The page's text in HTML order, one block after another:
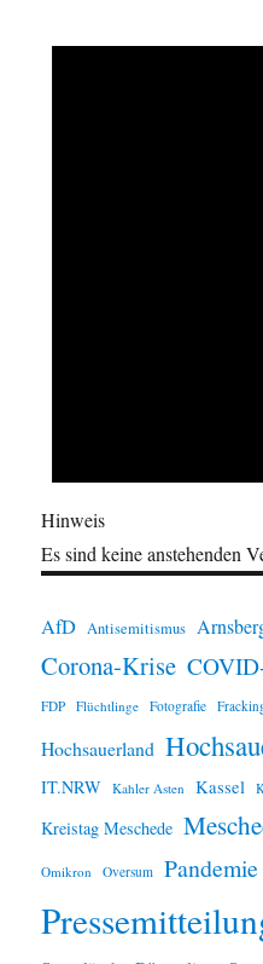
Hinweis
Es sind keine anstehenden
AfD Antisemitismus
Corona-Krise
FDP Flüchtlinge Fotografie
Hochsauerland
IT.NRW Kahler Asten Kassel
Kreistag Meschede
Omikron Oversum Pandemie